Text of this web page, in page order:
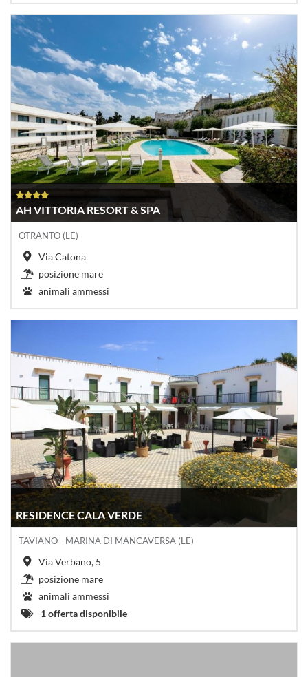
AH VITTORIA RESORT & SPA
OTRANTO (LE)
Via Catona
posizione mare
animali ammessi
RESIDENCE CALA VERDE
TAVIANO - MARINA DI MANCAVERSA (LE)
Via Verbano, 5
posizione mare
animali ammessi
1 offerta disponibile